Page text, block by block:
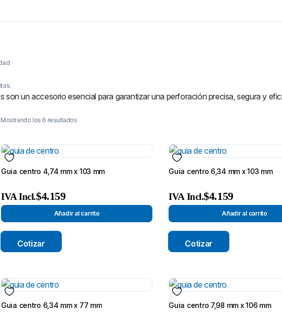
son un accesorio esencial para garantizar una perforación precisa, segura y
Mostrando los 6 resultados
Guia centro 4,74 mm x 103 mm
$4.159
IVA Incl.
Añadir al carrito
Cotizar
Guia centro 6,34 mm x 103 mm
$4.159
IVA Incl.
Añadir al carrito
Cotizar
Guia centro 6,34 mm x 77 mm Guia centro 7,98 mm x 106 mm